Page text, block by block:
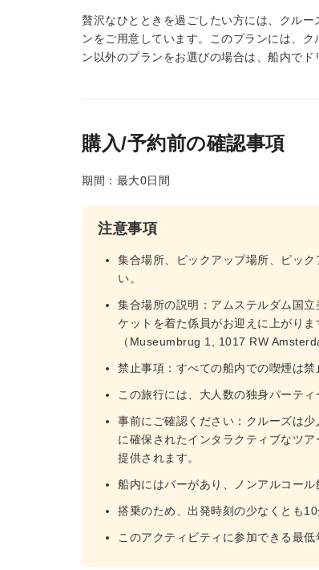
贅沢なひとときを過ごしたい方には、クル
ンをご用意しています。このプランには、
ン以外のプランをお選びの場合は、船内でド
購入/予約前の確認事項
期間：最大0日間
注意事項
集合場所、ピックアップ場所、ピッ
い。
集合場所の説明：アムステルダム国
ケットを着た係員がお迎えに上がり
（Museumbrug 1, 1017 RW
禁止事項：すべての船内での喫煙は禁
この旅行には、大人数の独身パーテ
事前にご確認ください：クルーズは
に確保されたインタラクティブなツ
提供されます。
船内にはバーがあり、ノンアルコー
搭乗のため、出発時刻の少なくとも10
このアクティビティに参加できる最低